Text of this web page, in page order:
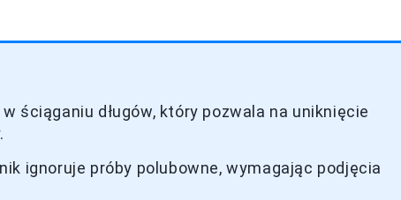
ściąganiu długów, który pozwala na uniknięcie
ignoruje próby polubowne, wymagając podjęcia